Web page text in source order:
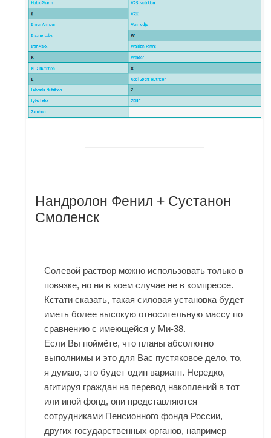
Нандролон Фенил + Сустанон
Смоленск
Солевой раствор можно использовать только в
повязке, но ни в коем случае не в компрессе.
Кстати сказать, такая силовая установка будет
иметь более высокую относительную массу по
сравнению с имеющейся у Ми-38.
Если Вы поймёте, что планы абсолютно
выполнимы и это для Вас пустяковое дело, то,
я думаю, это будет один вариант. Нередко,
агитируя граждан на перевод накоплений в тот
или иной фонд, они представляются
сотрудниками Пенсионного фонда России,
других государственных органов, например